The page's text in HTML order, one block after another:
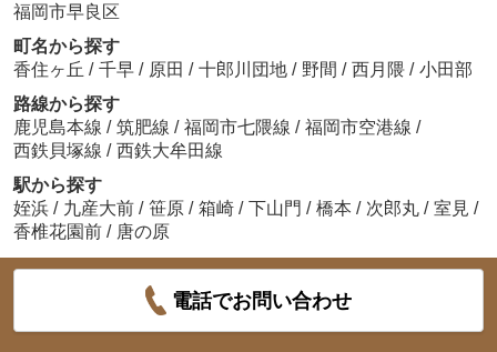
福岡市早良区
町名から探す
香住ヶ丘 / 千早 / 原田 / 十郎川団地 / 野間 / 西月隈 / 小田部
路線から探す
鹿児島本線 / 筑肥線 / 福岡市七隈線 / 福岡市空港線 /
西鉄貝塚線 / 西鉄大牟田線
駅から探す
姪浜 / 九産大前 / 笹原 / 箱崎 / 下山門 / 橋本 / 次郎丸 / 室見 /
香椎花園前 / 唐の原
電話でお問い合わせ